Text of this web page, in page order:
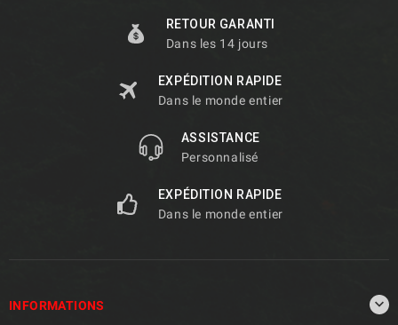
RETOUR GARANTI
Dans les 14 jours
EXPÉDITION RAPIDE
Dans le monde entier
ASSISTANCE
Personnalisé
EXPÉDITION RAPIDE
Dans le monde entier
INFORMATIONS 